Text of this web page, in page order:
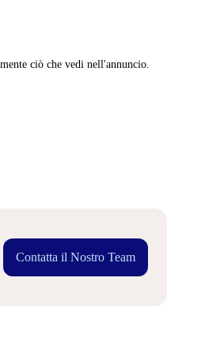
ciò che vedi nell'annuncio.
Contatta il Nostro Team